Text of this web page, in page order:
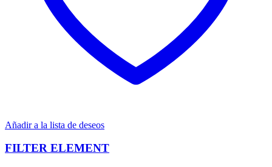
Añadir a la lista de deseos
FILTER ELEMENT